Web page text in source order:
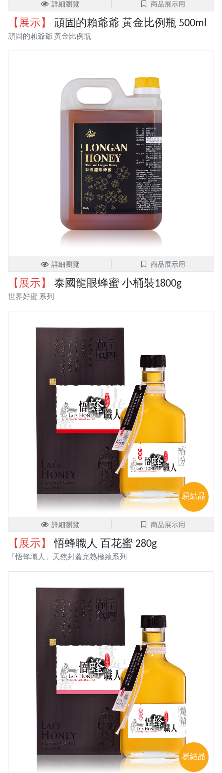
詳細瀏覽 商品展示用
【展示】 頑固的賴爺爺 黃金比例瓶 500ml
頑固的賴爺爺 黃金比例瓶
詳細瀏覽 商品展示用
【展示】 泰國龍眼蜂蜜 小桶裝1800g
世界好蜜 系列
易結晶
詳細瀏覽 商品展示用
【展示】 悟蜂職人 百花蜜 280g
「悟蜂職人」天然封蓋完熟極致系列
易結晶